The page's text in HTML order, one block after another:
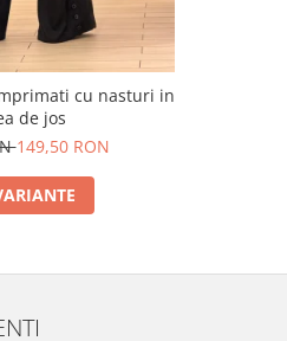
cu nasturi in
de jos
149,50 RON